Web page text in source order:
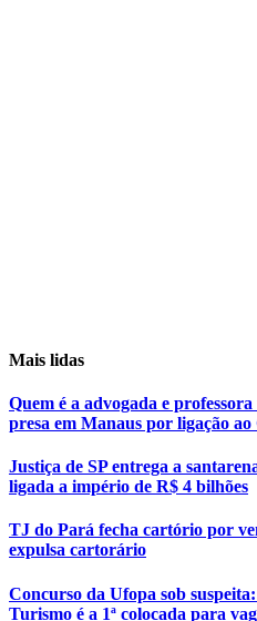
Mais lidas
Quem é a advogada e
presa em Manaus por ligação
Justiça de SP entrega a
ligada a império de R$ 4 bilhões
TJ do Pará fecha cartório por
expulsa cartorário
Concurso da Ufopa sob
Turismo é a 1ª colocada para